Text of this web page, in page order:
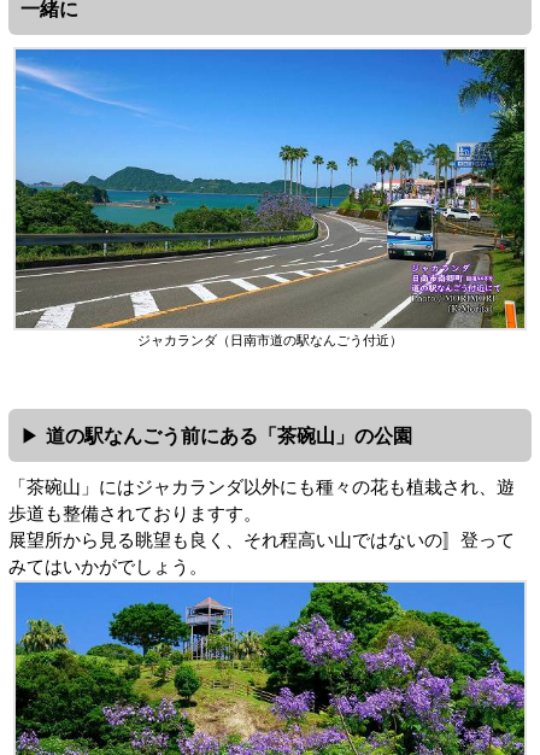
一緒に
ジャカランダ（日南市道の駅なんごう付近）
道の駅なんごう前にある「茶碗山」の公園
「茶碗山」にはジャカランダ以外にも種々の花も植栽され、遊
歩道も整備されておりますす。
展望所から見る眺望も良く、それ程高い山ではないの〛登って
みてはいかがでしょう。